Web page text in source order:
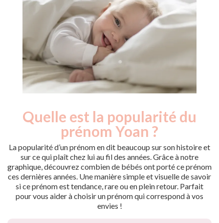
Quelle est la popularité du
prénom Yoan ?
La popularité d’un prénom en dit beaucoup sur son histoire et
sur ce qui plaît chez lui au fil des années. Grâce à notre
graphique, découvrez combien de bébés ont porté ce prénom
ces dernières années. Une manière simple et visuelle de savoir
si ce prénom est tendance, rare ou en plein retour. Parfait
pour vous aider à choisir un prénom qui correspond à vos
envies !
Année
Nouveaux-
nés
2010
5
2011
5
2012
11
2013
10
2014
5
2015
5